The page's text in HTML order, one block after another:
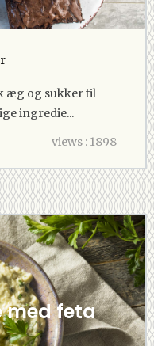
æg og sukker til
ingredie...
views : 1898
med feta